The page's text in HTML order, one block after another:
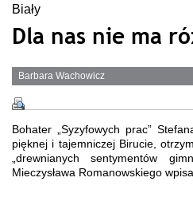
Biały
Dla nas nie ma
Barbara Wachowicz
Bohater „Syzyfowych prac”
pięknej i tajemniczej Birucie,
„drewnianych sentymentów
Mieczysława Romanowskiego